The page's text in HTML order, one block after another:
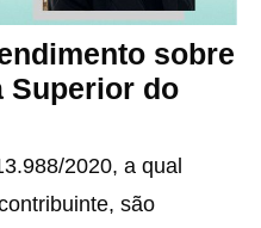
sobre
Superior do
2020, a qual
são